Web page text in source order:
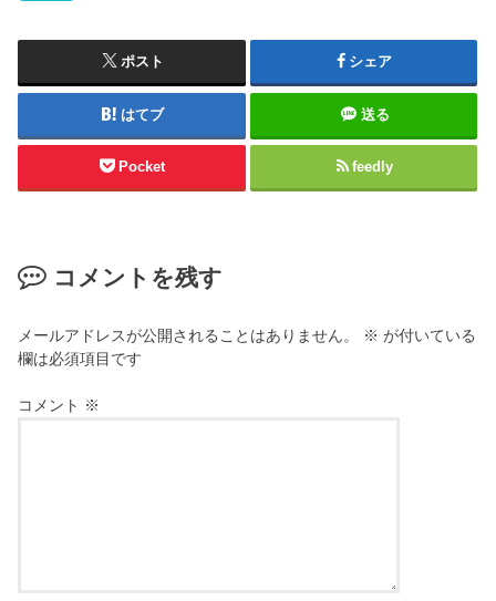
ポスト シェア
はてブ 送る
Pocket feedly
コメントを残す
メールアドレスが公開されることはありません。 ※ が付いている
欄は必須項目です
コメント ※